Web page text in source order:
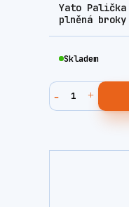
Yato
plněná broky
Skladem